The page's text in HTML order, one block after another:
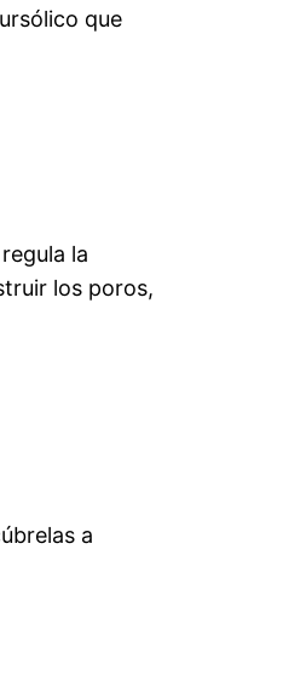
que
la
los poros,
a